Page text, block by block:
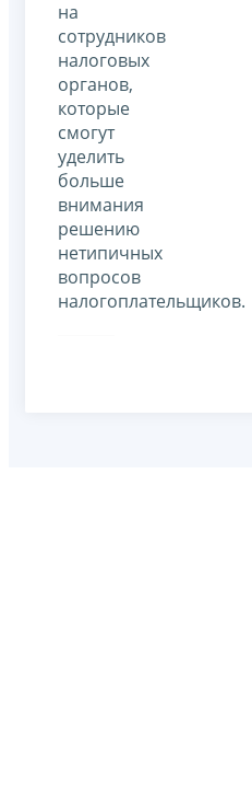
на
сотрудников
налоговых
органов,
которые
смогут
уделить
больше
внимания
решению
нетипичных
вопросов
налогоплательщиков.